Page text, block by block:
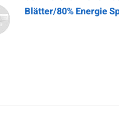
Blätter/80% Energie